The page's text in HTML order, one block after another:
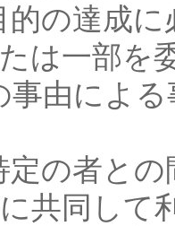
的の達成
は一部を
事由によ
定の者と
共同して